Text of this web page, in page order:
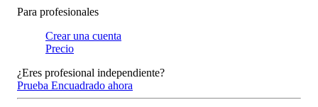
Para profesionales
Crear una cuenta
Precio
¿Eres profesional independiente?
Prueba Encuadrado ahora